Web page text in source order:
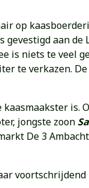
op
aan de
is niets te veel
te verkazen.
kaasmaakster is.
jongste zoon
De 3